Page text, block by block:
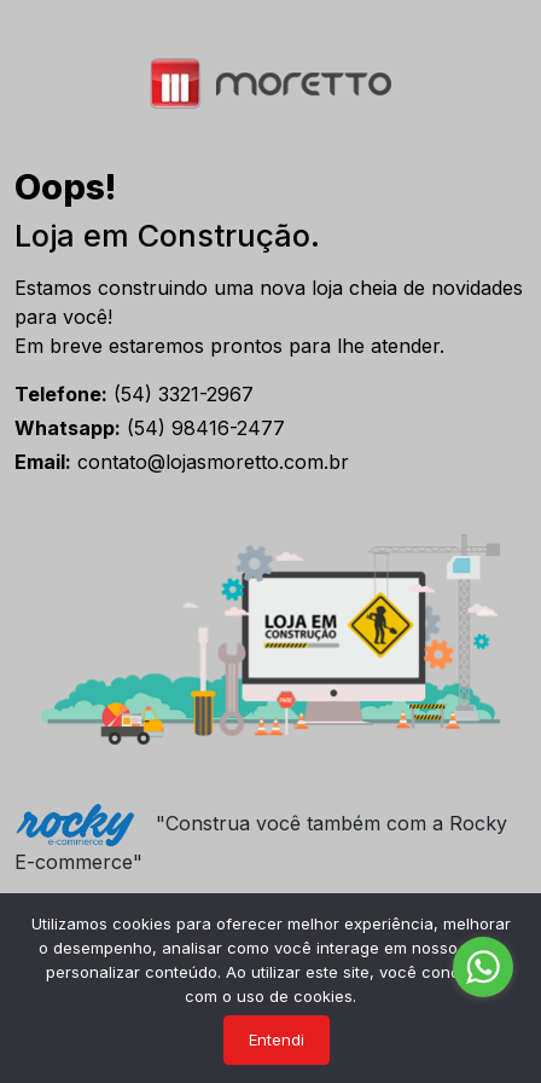
Oops!
Loja em Construção.
Estamos construindo uma nova loja cheia de novidades
para você!
Em breve estaremos prontos para lhe atender.
Telefone: (54) 3321-2967
Whatsapp: (54) 98416-2477
Email: contato@lojasmoretto.com.br
"Construa você também com a Rocky
E-commerce"
Utilizamos cookies para oferecer melhor experiência, melhorar
o desempenho, analisar como você interage em nosso site e
personalizar conteúdo. Ao utilizar este site, você concorda
com o uso de cookies.
Entendi